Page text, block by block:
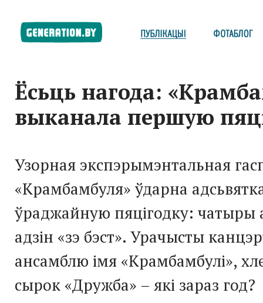
Ёсьць нагода:
выканала першую
Узорная экспэрымэнтальная
«Крамбамбуля» ўдарна
ўраджайную пяцігодку:
адзін «зэ бэст». Урачысты
ансамблю імя «Крамбамбулі»,
сырок «Дружба» – які зараз год?